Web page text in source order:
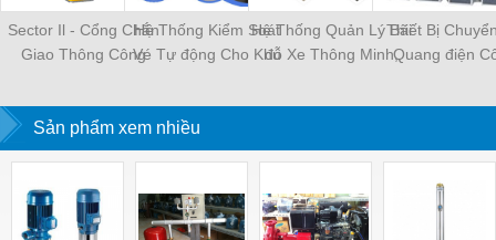
Sector Il - Cổng Chắn
Giao Thông Công
Hệ Thống Kiểm Soát
Vé Tự động Cho Khu
Trí
Hệ Thống Quản Lý Bãi
đỗ Xe Thông Minh,
Thiết Bị
Quang điện
Sản phẩm xem nhiều